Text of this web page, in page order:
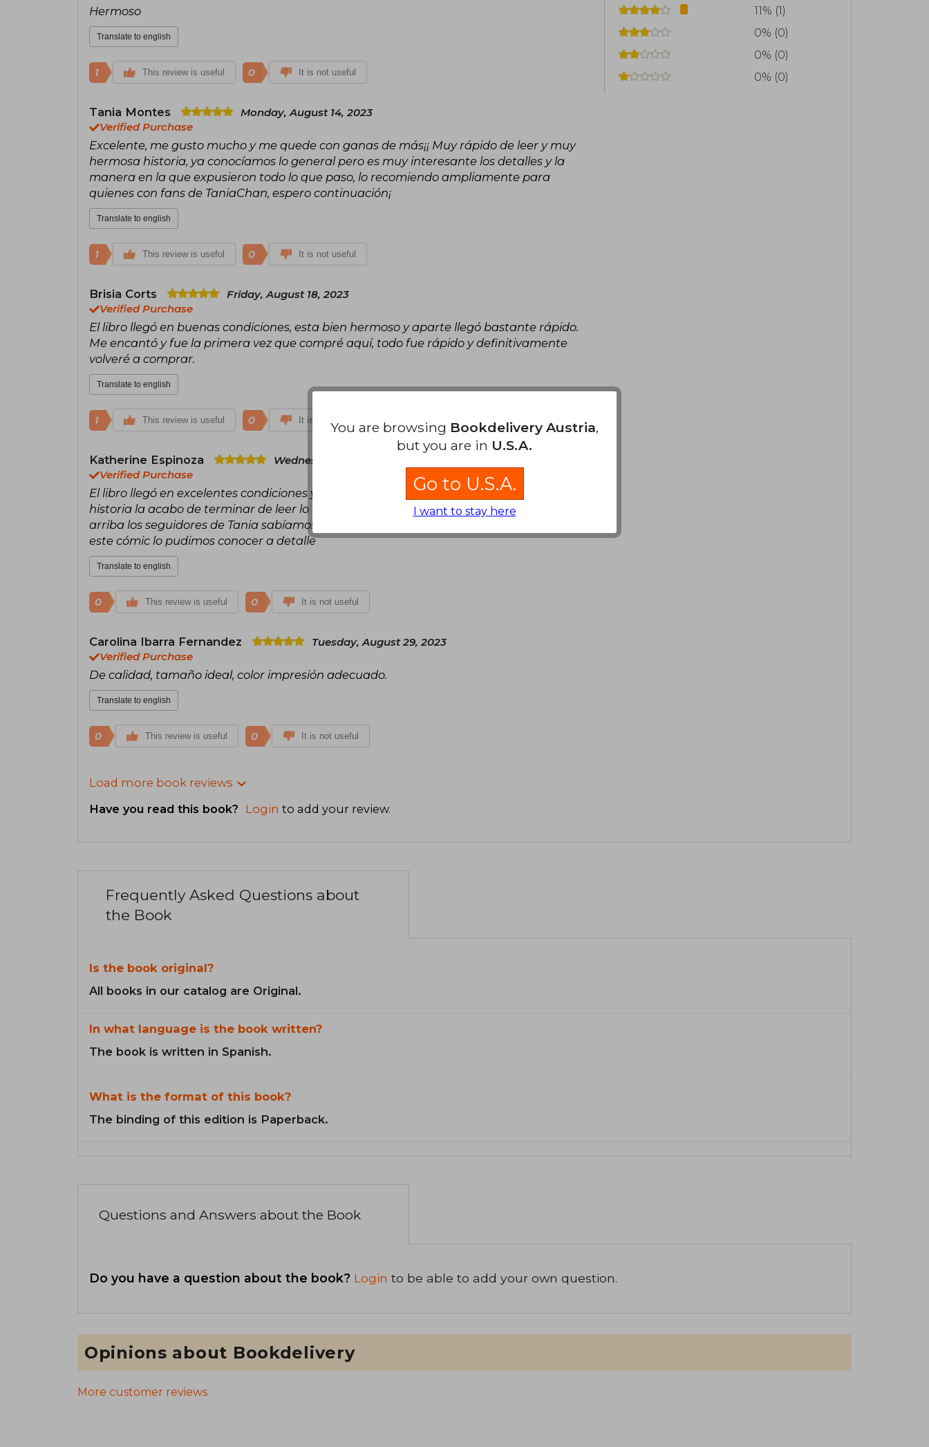
Hermoso
Translate to english
1 This review is useful 0 It is not useful
Tania Montes
Monday, August 14, 2023
Verified Purchase
Excelente, me gusto mucho y me quede con ganas de más¡¡ Muy rápido de leer y muy
hermosa historia, ya conocíamos lo general pero es muy interesante los detalles y la
manera en la que expusieron todo lo que paso, lo recomiendo ampliamente para
quienes con fans de TaniaChan, espero continuación¡
Translate to english
1 This review is useful 0 It is not useful
Brisia Corts
Friday, August 18, 2023
Verified Purchase
El libro llegó en buenas condiciones, esta bien hermoso y aparte llegó bastante rápido.
Me encantó y fue la primera vez que compré aquí, todo fue rápido y definitivamente
volveré a comprar.
Translate to english
1 This review is useful 0 It is not useful
Katherine Espinoza
Wednesday, August 23, 2023
Verified Purchase
El libro llegó en excelentes condiciones y en el período estimado En cuanto a ka
historia la acabo de terminar de leer lo ame Como bien dice un comentario de más
arriba los seguidores de Tania sabíamos a grandes rasgos parte de la historia y con
este cómic lo pudimos conocer a detalle
Translate to english
0 This review is useful 0 It is not useful
Carolina Ibarra Fernandez
Tuesday, August 29, 2023
Verified Purchase
De calidad, tamaño ideal, color impresión adecuado.
Translate to english
0 This review is useful 0 It is not useful
Load more book reviews
Have you read this book? Login to add your review.
11% (1)
0% (0)
0% (0)
0% (0)
Frequently Asked Questions about
the Book
Is the book original?
All books in our catalog are Original.
In what language is the book written?
The book is written in Spanish.
What is the format of this book?
The binding of this edition is Paperback.
Questions and Answers about the Book
Do you have a question about the book? Login to be able to add your own question.
Opinions about Bookdelivery
More customer reviews
You are browsing Bookdelivery Austria,
but you are in U.S.A.
Go to U.S.A.
I want to stay here